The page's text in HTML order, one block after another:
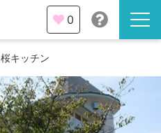
0
桜キッチン